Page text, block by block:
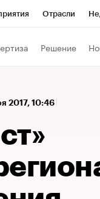
Отрасли
Решение
2017, 10:46